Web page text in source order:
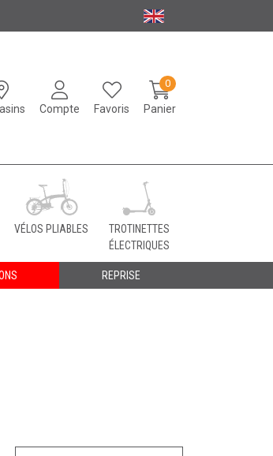
Compte Favoris Panier
0
VÉLOS PLIABLES
TROTINETTES
ÉLECTRIQUES
REPRISE